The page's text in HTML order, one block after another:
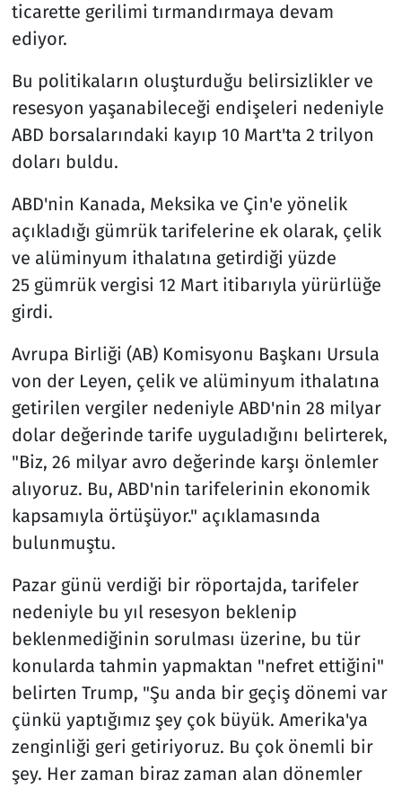
ticarette gerilimi tırmandırmaya devam
ediyor.
Bu politikaların oluşturduğu belirsizlikler ve
resesyon yaşanabileceği endişeleri nedeniyle
ABD borsalarındaki kayıp 10 Mart'ta 2 trilyon
doları buldu.
ABD'nin Kanada, Meksika ve Çin'e yönelik
açıkladığı gümrük tarifelerine ek olarak, çelik
ve alüminyum ithalatına getirdiği yüzde
25 gümrük vergisi 12 Mart itibarıyla yürürlüğe
girdi.
Avrupa Birliği (AB) Komisyonu Başkanı Ursula
von der Leyen, çelik ve alüminyum ithalatına
getirilen vergiler nedeniyle ABD'nin 28 milyar
dolar değerinde tarife uyguladığını belirterek,
"Biz, 26 milyar avro değerinde karşı önlemler
alıyoruz. Bu, ABD'nin tarifelerinin ekonomik
kapsamıyla örtüşüyor." açıklamasında
bulunmuştu.
Pazar günü verdiği bir röportajda, tarifeler
nedeniyle bu yıl resesyon beklenip
beklenmediğinin sorulması üzerine, bu tür
konularda tahmin yapmaktan "nefret ettiğini"
belirten Trump, "Şu anda bir geçiş dönemi var
çünkü yaptığımız şey çok büyük. Amerika'ya
zenginliği geri getiriyoruz. Bu çok önemli bir
şey. Her zaman biraz zaman alan dönemler